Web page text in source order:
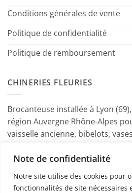
Note de confidentialité
Notre site utilise des cookies pour
fonctionnalités de site nécessaires
Conditions générales de vente
Politique de confidentialité
Politique de remboursement
CHINERIES FLEURIES
Brocanteuse installée à Lyon
région Auvergne Rhône-Alpes
vaisselle ancienne, bibelots,
Marine